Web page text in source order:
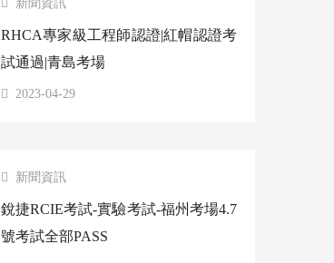
新聞資訊
RHCA專家級工程師認證|紅帽認證考
試通過|青島考場
2023-04-29
新聞資訊
銳捷RCIE考試-實驗考試-福州考場4.7
號考試全部PASS